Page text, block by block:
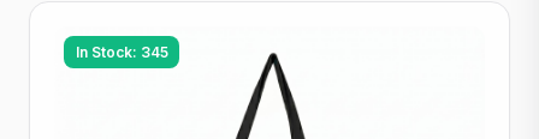
In Stock: 345